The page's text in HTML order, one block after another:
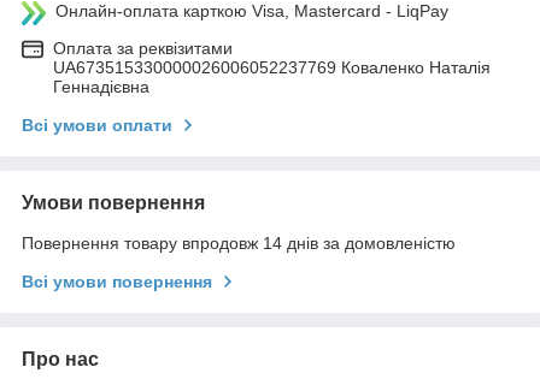
Онлайн-оплата карткою Visa, Mastercard - LiqPay
Оплата за реквізитами
UA673515330000026006052237769 Коваленко Наталія
Геннадієвна
Всі умови оплати
Умови повернення
Повернення товару впродовж 14 днів за домовленістю
Всі умови повернення
Про нас